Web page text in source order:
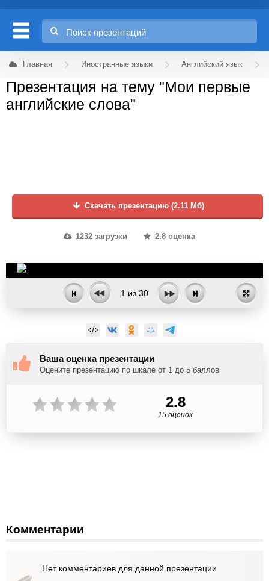
Главная Иностранные языки Английский язык
Презентация на тему "Мои первые
английские слова"
Скачать презентацию (2.11 Мб)
1232 загрузки 2.8 оценка
1 из 30
Ваша оценка презентации
Оцените презентацию по шкале от 1 до 5 баллов
2.8
15 оценок
Комментарии
Нет комментариев для данной презентации